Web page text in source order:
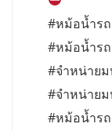
#หม้อน้ำร
#หม้อน้ำร
#จำหน่าย
#จำหน่าย
#หม้อน้ำร